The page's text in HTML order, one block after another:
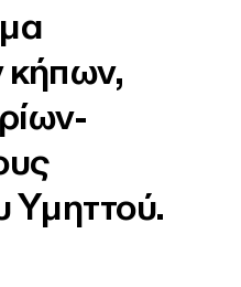
κήπων,
Υμηττού.